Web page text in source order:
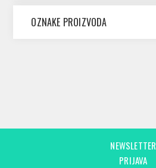
OZNAKE PROIZVODA
NEWSLETTER
PRIJAVA